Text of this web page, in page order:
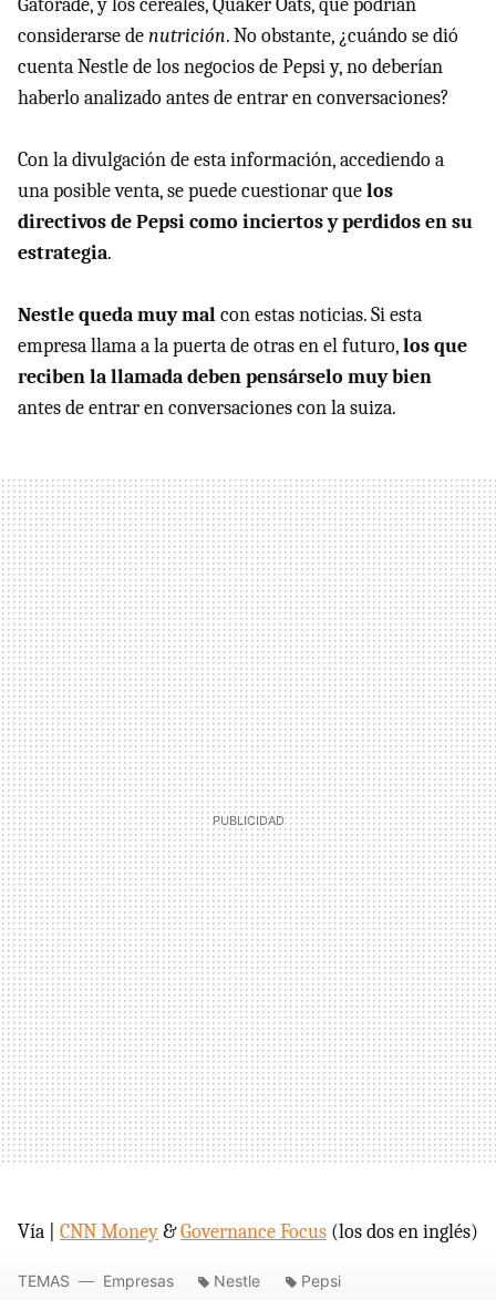
Gatorade, y los cereales, Quaker Oats, que podrían
considerarse denutrición. No obstante, ¿cuándo se dió
cuenta Nestle de los negocios de Pepsi y, no deberían
haberlo analizado antes de entrar en conversaciones?
Con la divulgación de esta información, accediendo a
una posible venta, se puede cuestionar quelos
directivos de Pepsi como inciertos y perdidos en su
estrategia.
Nestle queda muy malcon estas noticias. Si esta
empresa llama a la puerta de otras en el futuro,los que
reciben la llamada deben pensárselo muy bien
antes de entrar en conversaciones con la suiza.
Vía | CNN Money&Governance Focus (los dos en inglés)
TEMAS Empresas Nestle Pepsi